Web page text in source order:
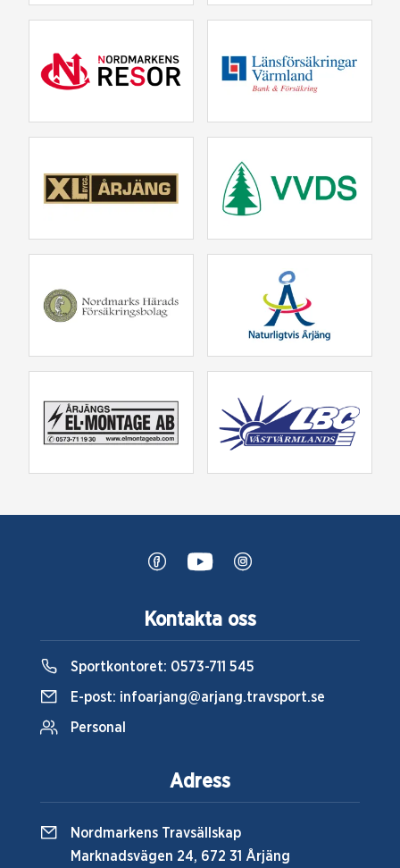
Kontakta oss
Sportkontoret: 0573-711 545
E-post: infoarjang@arjang.travsport.se
Personal
Adress
Nordmarkens Travsällskap
Marknadsvägen 24, 672 31 Årjäng